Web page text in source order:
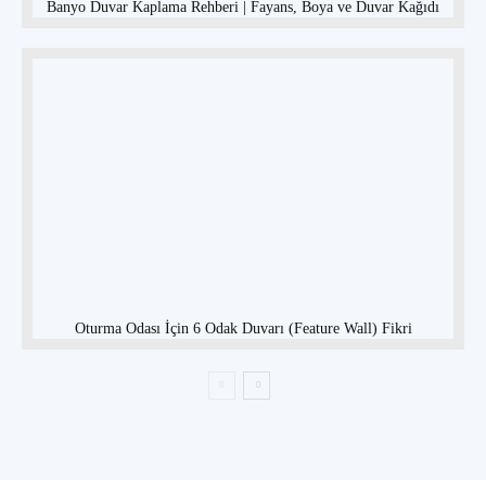
Banyo Duvar Kaplama Rehberi | Fayans, Boya ve Duvar Kağıdı
Oturma Odası İçin 6 Odak Duvarı (Feature Wall) Fikri